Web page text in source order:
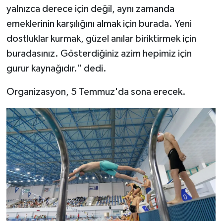
yalnızca derece için değil, aynı zamanda
emeklerinin karşılığını almak için burada. Yeni
dostluklar kurmak, güzel anılar biriktirmek için
buradasınız. Gösterdiğiniz azim hepimiz için
gurur kaynağıdır." dedi.
Organizasyon, 5 Temmuz'da sona erecek.